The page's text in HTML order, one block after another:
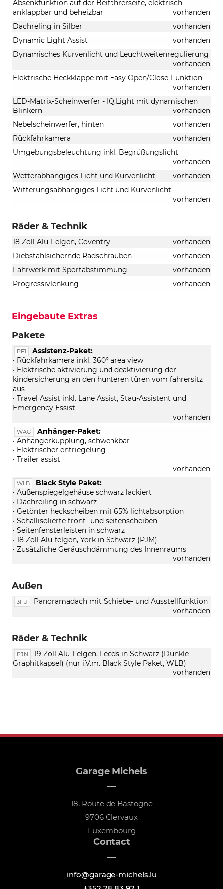
Absenkfunktion auf der Beifahrerseite, elektrisch
anklappbar und beheizbar
vorhanden
Dachreling in Silber
vorhanden
Dynamic Light Assist
vorhanden
Dynamisches Kurvenlicht und Leuchtweitenregulierung
vorhanden
Elektrische Heckklappe mit Easy Open/Close-Funktion
vorhanden
LED-Matrix-Scheinwerfer - IQ.Light mit dynamischen
Blinkern
vorhanden
Nebelscheinwerfer, hinten
vorhanden
Rückfahrkamera
vorhanden
Umgebungsbeleuchtung inkl. Begrüßungslicht
vorhanden
Wetterabhängiges Licht und Kurvenlicht
vorhanden
Witterungsabhängiges Licht und Kurvenlicht
vorhanden
Räder & Technik
18 Zoll Alu-Felgen, Coventry
vorhanden
Diebstahlsichernde Radschrauben
vorhanden
Fahrwerk mit Sportabstimmung
vorhanden
Progressivlenkung
vorhanden
Eingebaute Extras
Pakete
PF1
Assistenz-Paket:
• Rückfahrkamera inkl. 360° area view
• Elektrische aktivierung und deaktivierung der
kindersicherung an den hunteren türen vom fahrersitz
aus
• Travel Assist inkl. Lane Assist, Stau-Assistent und
Emergency Essist
vorhanden
WAG
Anhänger-Paket:
• Anhängerkupplung, schwenkbar
• Elektrischer entriegelung
• Trailer assist
vorhanden
WLB
Black Style Paket:
• Außenspiegelgehäuse schwarz lackiert
• Dachreiling in schwarz
• Getönter heckscheiben mit 65% lichtabsorption
• Schallisolierte front- und seitenscheiben
• Seitenfensterleisten in schwarz
• 18 Zoll Alu-felgen, York in Schwarz (PJM)
• Zusätzliche Geräuschdämmung des Innenraums
vorhanden
Außen
3FU
Panoramadach mit Schiebe- und Ausstellfunktion
vorhanden
Räder & Technik
PJN
19 Zoll Alu-Felgen, Leeds in Schwarz (Dunkle
Graphitkapsel) (nur i.V.m. Black Style Paket, WLB)
vorhanden
Garage Michels
18, Route de Bastogne
9706 Clervaux
Luxembourg
Contact
info@garage-michels.lu